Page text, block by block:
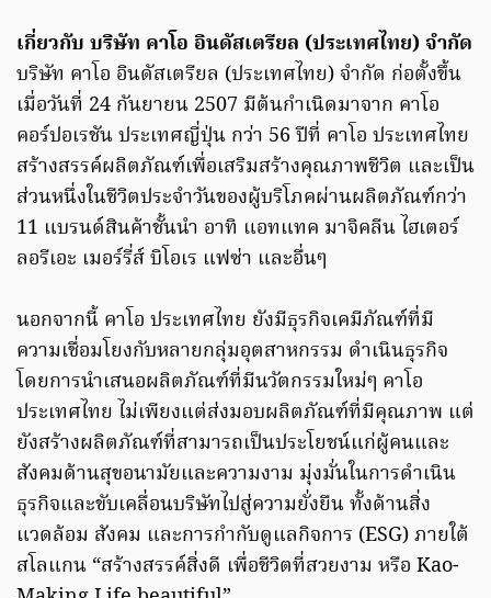
เกี่ยวกับ บริษัท คาโอ อินดัสเตรียล (ประเทศไทย) จำกัด
บริษัท คาโอ อินดัสเตรียล (ประเทศไทย) จำกัด ก่อตั้งขึ้น
เมื่อวันที่ 24 กันยายน 2507 มีต้นกำเนิดมาจาก คาโอ
คอร์ปอเรชัน ประเทศญี่ปุ่น กว่า 56 ปีที่ คาโอ ประเทศไทย
สร้างสรรค์ผลิตภัณฑ์เพื่อเสริมสร้างคุณภาพชีวิต และเป็น
ส่วนหนึ่งในชีวิตประจำวันของผู้บริโภคผ่านผลิตภัณฑ์กว่า
11 แบรนด์สินค้าชั้นนำ อาทิ แอทแทค มาจิคลีน ไฮเตอร์
ลอรีเอะ เมอร์รี่ส์ บิโอเร แฟซ่า และอื่นๆ
นอกจากนี้ คาโอ ประเทศไทย ยังมีธุรกิจเคมีภัณฑ์ที่มี
ความเชื่อมโยงกับหลายกลุ่มอุตสาหกรรม ดำเนินธุรกิจ
โดยการนำเสนอผลิตภัณฑ์ที่มีนวัตกรรมใหม่ๆ คาโอ
ประเทศไทย ไม่เพียงแต่ส่งมอบผลิตภัณฑ์ที่มีคุณภาพ แต่
ยังสร้างผลิตภัณฑ์ที่สามารถเป็นประโยชน์แก่ผู้คนและ
สังคมด้านสุขอนามัยและความงาม มุ่งมั่นในการดำเนิน
ธุรกิจและขับเคลื่อนบริษัทไปสู่ความยั่งยืน ทั้งด้านสิ่ง
แวดล้อม สังคม และการกำกับดูแลกิจการ (ESG) ภายใต้
สโลแกน “สร้างสรรค์สิ่งดี เพื่อชีวิตที่สวยงาม หรือ Kao-